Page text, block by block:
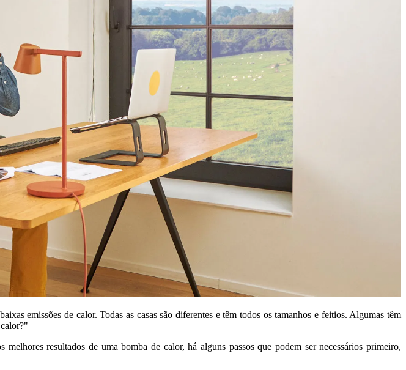
emissões de calor. Todas as casas são diferentes e têm todos os tamanhos e feitios. Algumas têm
resultados de uma bomba de calor, há alguns passos que podem ser necessários primeiro,